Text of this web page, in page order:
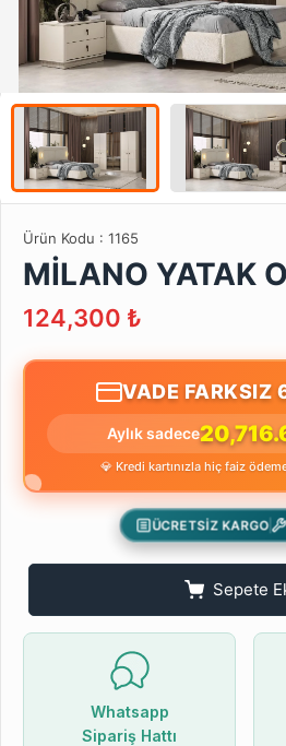
Ürün Kodu : 1165
MİLANO YATAK
124,300 ₺
VADE FARKSIZ
Aylık sadece
💎 Kredi kartınızla hiç faiz
ÜCRETSİZ KARGO
Sepete
Whatsapp
Sipariş Hattı